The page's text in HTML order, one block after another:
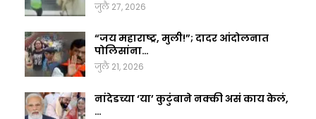
जुलै 27, 2026
“जय महाराष्ट्र, मुली!”; दादर आंदोलनात
पोलिसांना…
जुलै 21, 2026
नांदेडच्या ‘या’ कुटुंबाने नक्की असं काय केलं,
…